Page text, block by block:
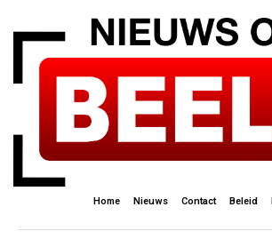
Home Nieuws Contact Beleid